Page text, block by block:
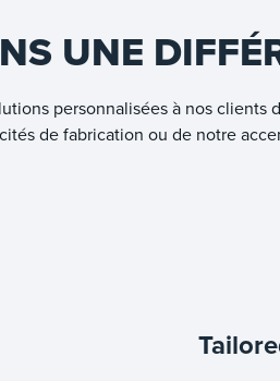
UNE
personnalisées à nos
de fabrication ou de notre